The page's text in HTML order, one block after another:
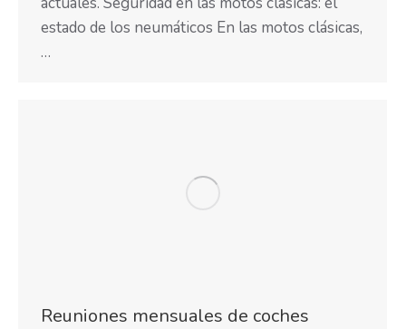
estado de los neumáticos En las motos clásicas,
…
Reuniones mensuales de coches